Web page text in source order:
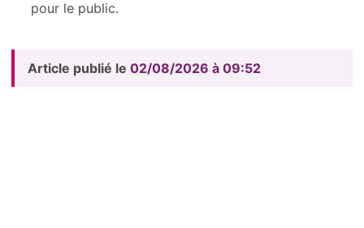
pour le public.
Article publié le 02/08/2026 à 09:52